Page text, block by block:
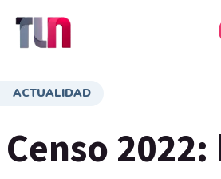
ACTUALIDAD
Censo 2022: